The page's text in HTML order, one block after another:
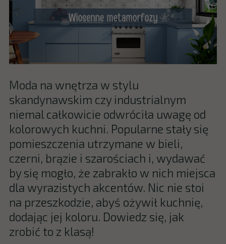
Moda na wnętrza w stylu
skandynawskim czy industrialnym
niemal całkowicie odwróciła uwagę od
kolorowych kuchni. Popularne stały się
pomieszczenia utrzymane w bieli,
czerni, brązie i szarościach i, wydawać
by się mogło, że zabrakło w nich miejsca
dla wyrazistych akcentów. Nic nie stoi
na przeszkodzie, abyś ożywił kuchnię,
dodając jej koloru. Dowiedz się, jak
zrobić to z klasą!